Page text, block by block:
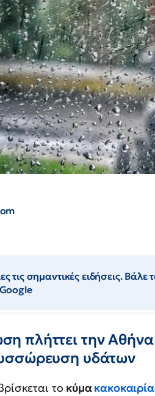
τις σημαντικές ειδήσεις.
πλήττει την
υδάτων
το κύμα